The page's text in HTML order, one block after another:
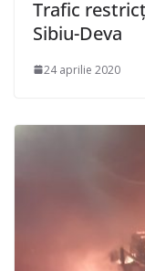
Trafic
Sibiu-Deva
24 aprilie 2020